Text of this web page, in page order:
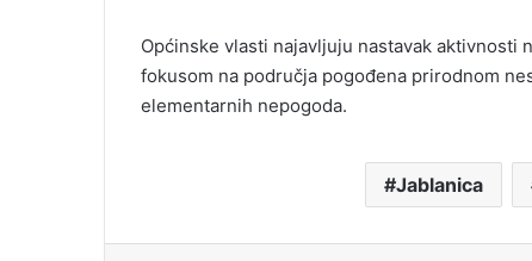
Općinske vlasti najavljuju nastavak
fokusom na područja pogođena prirodnom
elementarnih nepogoda.
Jablanica